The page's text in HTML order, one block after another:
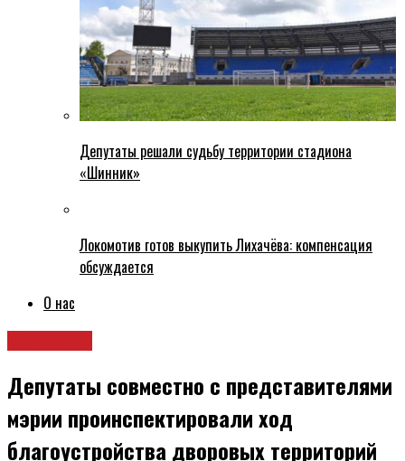
Депутаты решали судьбу территории стадиона
«Шинник»
Локомотив готов выкупить Лихачёва: компенсация
обсуждается
О нас
Депутаты совместно с представителями
мэрии проинспектировали ход
благоустройства дворовых территорий